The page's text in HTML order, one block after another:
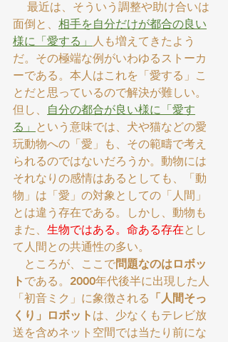
面倒と、 相手を自分だけが都合の良い
様に「愛する」 人も増えてきたよう
だ。その極端な例がいわゆるストーカ
ーである。本人はこれを「愛する」こ
とだと思っているので解決が難しい。
但し、
自分の都合が良い様に「愛す
る」 という意味では、犬や猫などの愛
玩動物への「愛」も、その範疇で考え
られるのではないだろうか。動物には
それなりの感情はあるとしても、「動
物」は「愛」の対象としての「人間」
とは違う存在である。しかし、動物も
また、 生物ではある。命ある存在とし
て人間との共通性の多い。
ところが、ここで問題なのはロボッ
ト である。2000年代後半に出現した人
「初音ミク」に象徴される 「人間そっ
くり」ロボット は、少なくもテレビ放
送を含めネット空間では当たり前にな